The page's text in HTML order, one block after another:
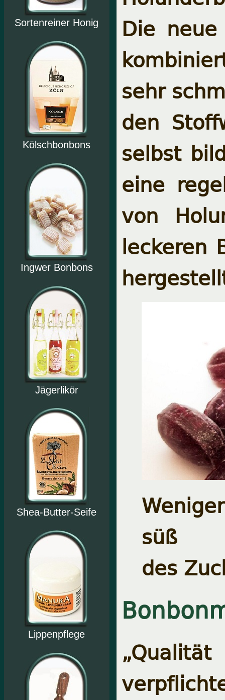
Sortenreiner Honig
Kölschbonbons
Ingwer Bonbons
Jägerlikör
Shea-Butter-Seife
Lippenpflege
Die
sehr
den
selbst
eine
von
leckeren
des